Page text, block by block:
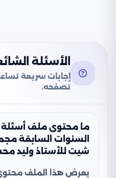
الأسئلة
إجابات سريعة
تصفحه.
ما محتوى ملف أسئلة
السنوات السابقة
شيت للأستاذ وليد
يعرض هذا الملف